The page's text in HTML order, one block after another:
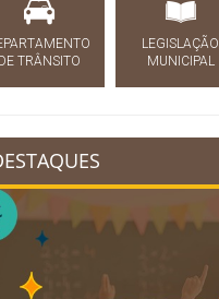
TRÂNSITO
LEGISLAÇÃO
MUNICIPAL